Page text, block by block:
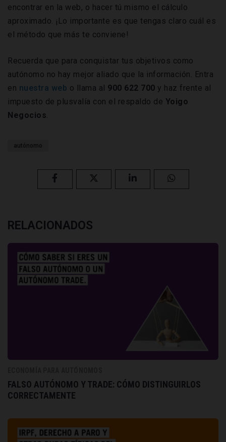
encontrar en la web, o hacer tú mismo el cálculo
aproximado. ¡Lo importante es que tengas claro cuál es
el método que más te conviene!
Recuerda que para conquistar tus objetivos como
autónomo no hay mejor aliado que la información. Entra
en nuestra web o llama al 900 622 700 y haz frente al
impuesto de plusvalía con el respaldo de Yoigo
Negocios.
autónomo
RELACIONADOS
FALSO AUTÓNOMO Y TRADE: CÓMO DISTINGUIRLOS
CORRECTAMENTE